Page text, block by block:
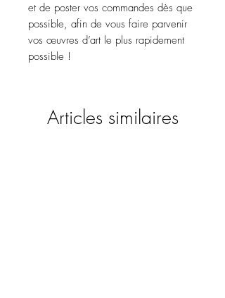
et de poster vos commandes dès que
possible, afin de vous faire parvenir
vos œuvres d’art le plus rapidement
possible !
Articles similaires